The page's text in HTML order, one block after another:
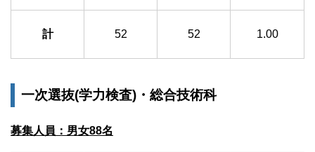
計 52 52 1.00
一次選抜(学力検査)・総合技術科
募集人員：男女88名